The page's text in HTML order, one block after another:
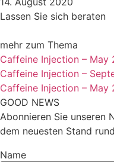
Lassen Sie sich beraten
mehr zum Thema
Caffeine Injection – May
Caffeine Injection –
Caffeine Injection – May
GOOD NEWS
Abonnieren Sie unseren
dem neuesten Stand
Name